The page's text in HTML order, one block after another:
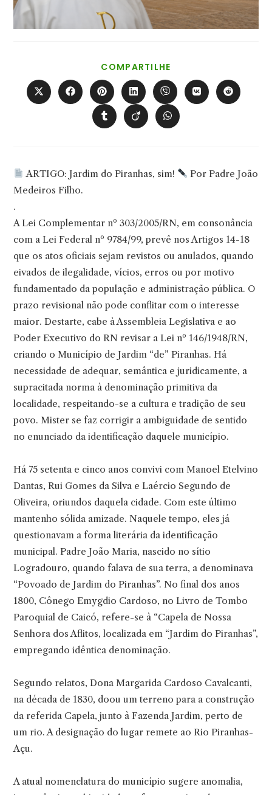
COMPARTILHE
ESTE
CONTEÚDO
Abre
em
Abre
em
Abre
em
uma
nova
janela
Abre
em
uma
nova
janela
Abre
em
uma
nova
janela
Abre
em
Abre
em
Abre
em
Abre
em
Abre
em
ARTIGO: Jardim do Piranhas, sim!
Por Padre João
Medeiros Filho.
.
A Lei Complementar nº 303/2005/RN, em consonância
com a Lei Federal nº 9784/99, prevê nos Artigos 14-18
que os atos oficiais sejam revistos ou anulados, quando
eivados de ilegalidade, vícios, erros ou por motivo
fundamentado da população e administração pública. O
prazo revisional não pode conflitar com o interesse
maior. Destarte, cabe à Assembleia Legislativa e ao
Poder Executivo do RN revisar a Lei nº 146/1948/RN,
criando o Município de Jardim “de” Piranhas. Há
necessidade de adequar, semântica e juridicamente, a
supracitada norma à denominação primitiva da
localidade, respeitando-se a cultura e tradição de seu
povo. Mister se faz corrigir a ambiguidade de sentido
no enunciado da identificação daquele município.
Há 75 setenta e cinco anos convivi com Manoel Etelvino
Dantas, Rui Gomes da Silva e Laércio Segundo de
Oliveira, oriundos daquela cidade. Com este último
mantenho sólida amizade. Naquele tempo, eles já
questionavam a forma literária da identificação
municipal. Padre João Maria, nascido no sítio
Logradouro, quando falava de sua terra, a denominava
“Povoado de Jardim do Piranhas”. No final dos anos
1800, Cônego Emygdio Cardoso, no Livro de Tombo
Paroquial de Caicó, refere-se à “Capela de Nossa
Senhora dos Aflitos, localizada em “Jardim do Piranhas”,
empregando idêntica denominação.
Segundo relatos, Dona Margarida Cardoso Cavalcanti,
na década de 1830, doou um terreno para a construção
da referida Capela, junto à Fazenda Jardim, perto de
um rio. A designação do lugar remete ao Rio Piranhas-
Açu.
A atual nomenclatura do município sugere anomalia,